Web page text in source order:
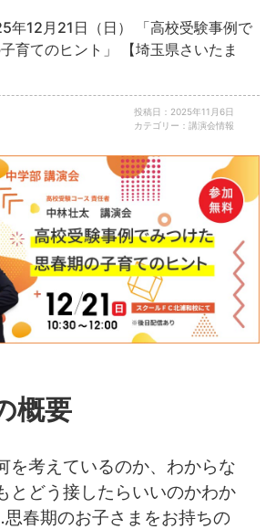
年12月21日（日） 「高校受験事例で
育てのヒント」 【埼玉県さいたま
投稿日：2025年11月6日
カテゴリー：講演会情報
概要
を考えているのか、わからな
とどう接したらいいのかわか
春期のお子さまをお持ちの